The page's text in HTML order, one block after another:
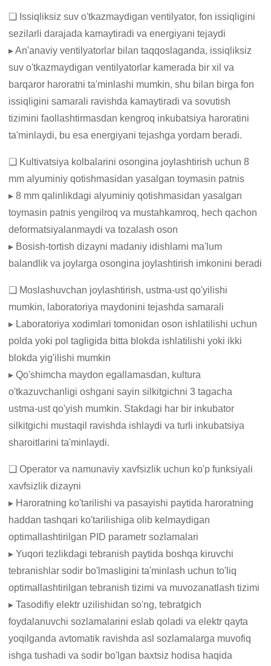
❏ Issiqliksiz suv o'tkazmaydigan ventilyator, fon issiqligini
sezilarli darajada kamaytiradi va energiyani tejaydi
▸ An'anaviy ventilyatorlar bilan taqqoslaganda, issiqliksiz
suv o'tkazmaydigan ventilyatorlar kamerada bir xil va
barqaror haroratni ta'minlashi mumkin, shu bilan birga fon
issiqligini samarali ravishda kamaytiradi va sovutish
tizimini faollashtirmasdan kengroq inkubatsiya haroratini
ta'minlaydi, bu esa energiyani tejashga yordam beradi.
❏ Kultivatsiya kolbalarini osongina joylashtirish uchun 8
mm alyuminiy qotishmasidan yasalgan toymasin patnis
▸ 8 mm qalinlikdagi alyuminiy qotishmasidan yasalgan
toymasin patnis yengilroq va mustahkamroq, hech qachon
deformatsiyalanmaydi va tozalash oson
▸ Bosish-tortish dizayni madaniy idishlarni ma'lum
balandlik va joylarga osongina joylashtirish imkonini beradi
❏ Moslashuvchan joylashtirish, ustma-ust qo'yilishi
mumkin, laboratoriya maydonini tejashda samarali
▸ Laboratoriya xodimlari tomonidan oson ishlatilishi uchun
polda yoki pol tagligida bitta blokda ishlatilishi yoki ikki
blokda yig'ilishi mumkin
▸ Qo'shimcha maydon egallamasdan, kultura
o'tkazuvchanligi oshgani sayin silkitgichni 3 tagacha
ustma-ust qo'yish mumkin. Stakdagi har bir inkubator
silkitgichi mustaqil ravishda ishlaydi va turli inkubatsiya
sharoitlarini ta'minlaydi.
❏ Operator va namunaviy xavfsizlik uchun ko'p funksiyali
xavfsizlik dizayni
▸ Haroratning ko'tarilishi va pasayishi paytida haroratning
haddan tashqari ko'tarilishiga olib kelmaydigan
optimallashtirilgan PID parametr sozlamalari
▸ Yuqori tezlikdagi tebranish paytida boshqa kiruvchi
tebranishlar sodir bo'lmasligini ta'minlash uchun to'liq
optimallashtirilgan tebranish tizimi va muvozanatlash tizimi
▸ Tasodifiy elektr uzilishidan so'ng, tebratgich
foydalanuvchi sozlamalarini eslab qoladi va elektr qayta
yoqilganda avtomatik ravishda asl sozlamalarga muvofiq
ishga tushadi va sodir bo'lgan baxtsiz hodisa haqida